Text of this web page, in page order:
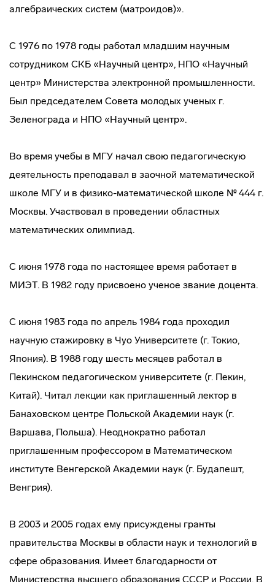
алгебраических систем (матроидов)».
С 1976 по 1978 годы работал младшим научным
сотрудником СКБ «Научный центр», НПО «Научный
центр» Министерства электронной промышленности.
Был председателем Совета молодых ученых г.
Зеленограда и НПО «Научный центр».
Во время учебы в МГУ начал свою педагогическую
деятельность преподавал в заочной математической
школе МГУ и в физико-математической школе № 444 г.
Москвы. Участвовал в проведении областных
математических олимпиад.
С июня 1978 года по настоящее время работает в
МИЭТ. В 1982 году присвоено ученое звание доцента.
С июня 1983 года по апрель 1984 года проходил
научную стажировку в Чуо Университете (г. Токио,
Япония). В 1988 году шесть месяцев работал в
Пекинском педагогическом университете (г. Пекин,
Китай). Читал лекции как приглашенный лектор в
Банаховском центре Польской Академии наук (г.
Варшава, Польша). Неоднократно работал
приглашенным профессором в Математическом
институте Венгерской Академии наук (г. Будапешт,
Венгрия).
В 2003 и 2005 годах ему присуждены гранты
правительства Москвы в области наук и технологий в
сфере образования. Имеет благодарности от
Министерства высшего образования СССР и России. В